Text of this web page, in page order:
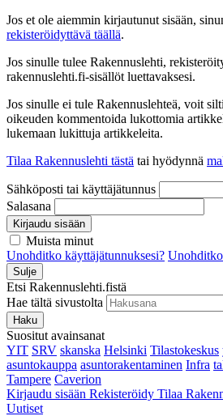
Jos et ole aiemmin kirjautunut sisään,
rekisteröidyttävä täällä.
Jos sinulle tulee Rakennuslehti,
rakennuslehti.fi-sisällöt luettavaksesi.
Jos sinulle ei tule Rakennuslehteä, voit
oikeuden kommentoida lukottomia
lukemaan lukittuja artikkeleita.
Tilaa Rakennuslehti tästä tai hyödynnä
Sähköposti tai käyttäjätunnus
Salasana
Kirjaudu sisään
Muista minut
Unohditko käyttäjätunnuksesi? Unohditko
Sulje
Etsi Rakennuslehti.fistä
Hae tältä sivustolta
Haku
Suositut avainsanat
YIT SRV skanska Helsinki Tilastokeskus
asuntokauppa asuntorakentaminen Infra
Tampere Caverion
Kirjaudu sisään Rekisteröidy Tilaa
Uutiset